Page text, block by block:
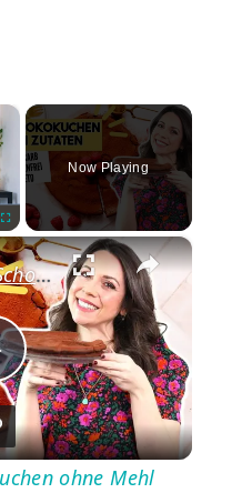
×
Fullscreen
Now Playing
×
So machst du Schokokuchen ohne Mehl aus nur 4 Zutaten 😍 | Low Carb | Keto| Glutenfrei | Abnehmen
ohne Mehl